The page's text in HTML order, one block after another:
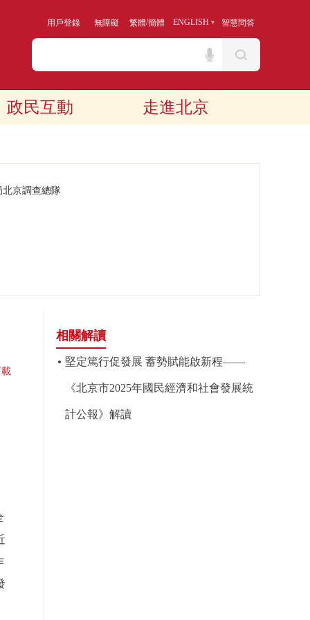
用戶登錄 無障礙 繁體/簡體 ENGLISH 智慧問答
政民互動 走進北京
京調查總隊
相關解讀
堅定篤行促發展 蓄勢賦能啟新程——
《北京市2025年國民經濟和社會發展統
計公報》解讀